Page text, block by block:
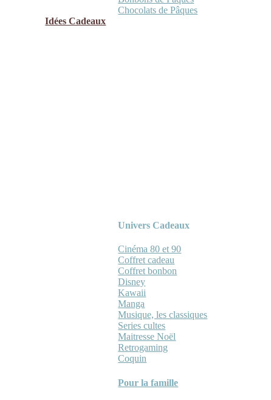
Chocolats de Pâques
Idées Cadeaux
Univers Cadeaux
Cinéma 80 et 90
Coffret cadeau
Coffret bonbon
Disney
Kawaii
Manga
Musique, les classiques
Series cultes
Maitresse Noël
Retrogaming
Coquin
Pour la famille